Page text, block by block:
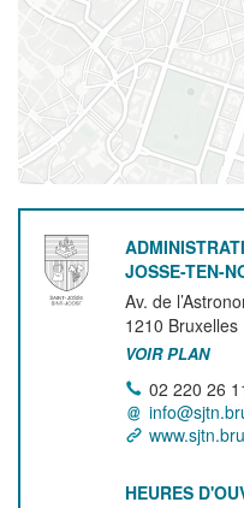
JOSSE-TEN-
Av. de
1210 Bruxelles
VOIR PLAN
02 220 26
HEURES